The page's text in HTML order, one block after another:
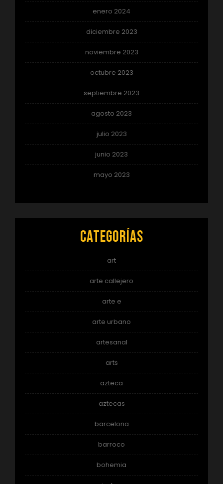
enero 2024
diciembre 2023
noviembre 2023
octubre 2023
septiembre 2023
agosto 2023
julio 2023
junio 2023
mayo 2023
Categorías
art
arte callejero
arte e
arte urbano
artesanal
arts
azteca
aztecas
barcelona
barroco
bohemia